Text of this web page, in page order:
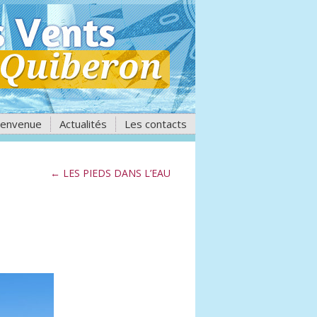
Actualités Les contacts
← LES PIEDS DANS L’EAU